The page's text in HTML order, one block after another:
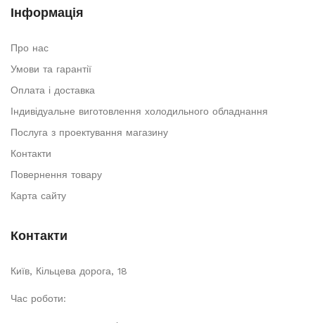
Інформація
Про нас
Умови та гарантії
Оплата і доставка
Індивідуальне виготовлення холодильного обладнання
Послуга з проектування магазину
Контакти
Повернення товару
Карта сайту
Контакти
Київ, Кільцева дорога, 18
Час роботи: